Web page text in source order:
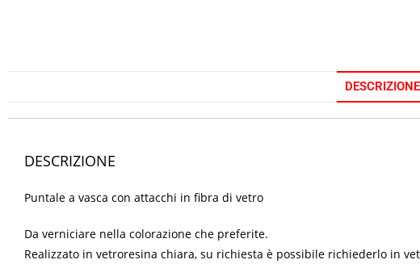
DESCRIZIONE
DESCRIZIONE
Puntale a vasca con attacchi in fibra di vetro
Da verniciare nella colorazione che preferite.
Realizzato in vetroresina chiara, su richiesta è possibile richiederlo in